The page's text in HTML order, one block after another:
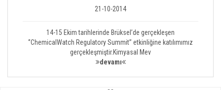
21-10-2014
14-15 Ekim tarihlerinde Brüksel’de gerçekleşen
‘’ChemicalWatch Regulatory Summit’’ etkinliğine katılımımız
gerçekleşmiştir.Kimyasal Mev
devamı